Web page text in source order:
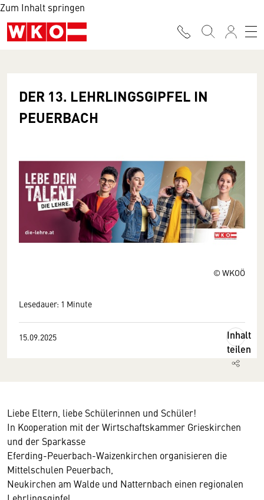
Zum Inhalt springen
© WKOÖ
DER 13. LEHRLINGSGIPFEL IN
PEUERBACH
Lesedauer: 1 Minute
15.09.2025
Inhalt
teilen
Liebe Eltern, liebe Schülerinnen und Schüler!
In Kooperation mit der Wirtschaftskammer Grieskirchen
und der Sparkasse
Eferding-Peuerbach-Waizenkirchen organisieren die
Mittelschulen Peuerbach,
Neukirchen am Walde und Natternbach einen regionalen